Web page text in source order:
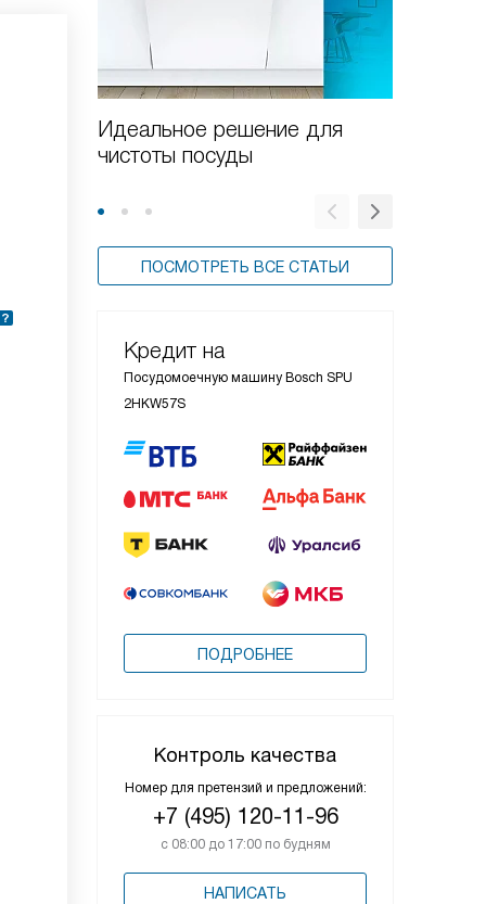
Идеальное решение для
чистоты посуды
ПОСМОТРЕТЬ ВСЕ СТАТЬИ
Кредит на
Посудомоечную машину Bosch SPU
2HKW57S
ПОДРОБНЕЕ
Контроль качества
Номер для претензий и предложений:
+7 (495) 120-11-96
с 08:00 до 17:00 по будням
НАПИСАТЬ